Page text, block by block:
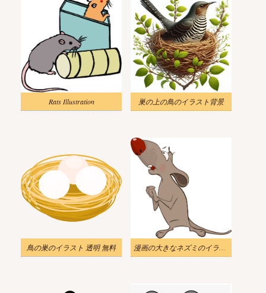
Rats Illustration 巣の上の鳥のイラスト背景
鳥の巣のイラスト 透明 無料 漫画の大きなネズミのイラストのダウンロード